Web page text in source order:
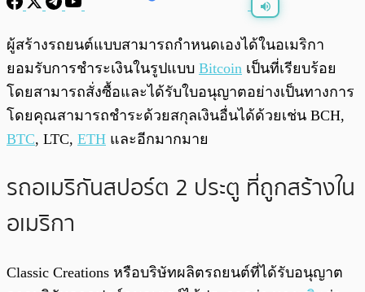
/
ผู้สร้างรถยนต์แบบสามารถกำหนดเองได้ในอเมริกา
ยอมรับการชำระเงินในรูปแบบ Bitcoin เป็นที่เรียบร้อย
โดยสามารถสั่งซื้อและได้รับใบอนุญาตอย่างเป็นทางการ
โดยคุณสามารถชำระด้วยสกุลเงินอื่นได้ด้วยเช่น BCH,
BTC, LTC, ETH และอีกมากมาย
รถอเมริกันสปอร์ต 2 ประตู ที่ถูกสร้างใน
อเมริกา
Classic Creations หรือบริษัทผลิตรถยนต์ที่ได้รับอนุญาต